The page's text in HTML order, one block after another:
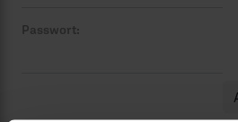
Passwort: